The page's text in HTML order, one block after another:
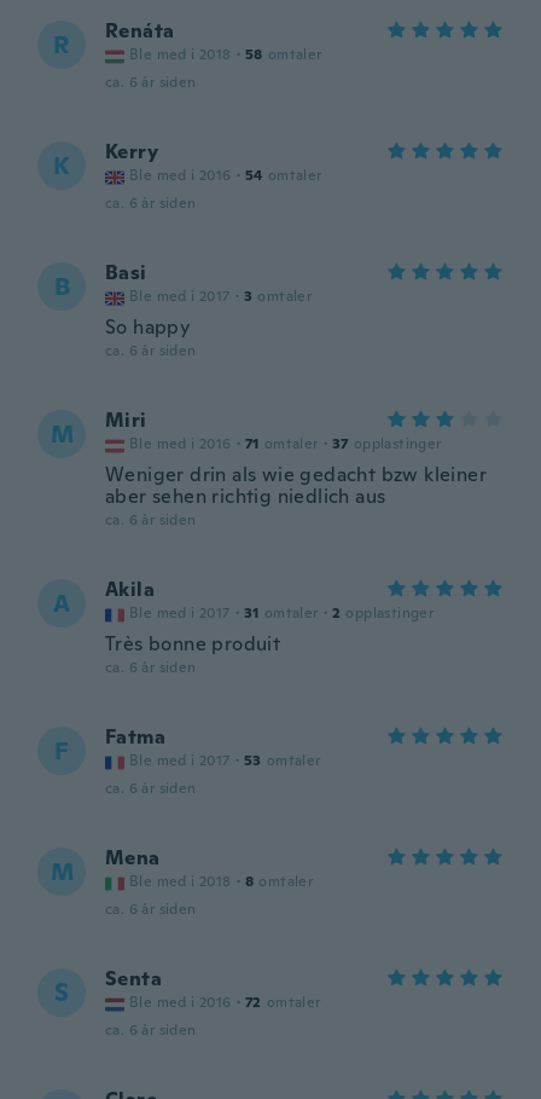
R Renáta
Ble med i 2018 · 58 omtaler
ca. 6 år siden
K Kerry
Ble med i 2016 · 54 omtaler
ca. 6 år siden
B Basi
Ble med i 2017 · 3 omtaler
So happy
ca. 6 år siden
M Miri
Ble med i 2016 · 71 omtaler · 37 opplastinger
Weniger drin als wie gedacht bzw kleiner
aber sehen richtig niedlich aus
ca. 6 år siden
A Akila
Ble med i 2017 · 31 omtaler · 2 opplastinger
Très bonne produit
ca. 6 år siden
F Fatma
Ble med i 2017 · 53 omtaler
ca. 6 år siden
M Mena
Ble med i 2018 · 8 omtaler
ca. 6 år siden
S Senta
Ble med i 2016 · 72 omtaler
ca. 6 år siden